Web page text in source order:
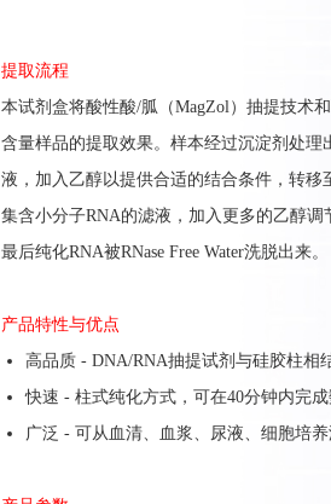
提取流程
本试剂盒将酸性酸/胍（MagZol）抽提技术
含量样品的提取效果。样本经过沉淀剂处
液，加入乙醇以提供合适的结合条件，转
集含小分子RNA的滤液，加入更多的乙醇
最后纯化RNA被RNase Free Water洗脱出来。
产品特性与优点
高品质 - DNA/RNA抽提试剂与硅胶柱相
快速 - 柱式纯化方式，可在40分钟内完
广泛 - 可从血清、血浆、尿液、细胞培